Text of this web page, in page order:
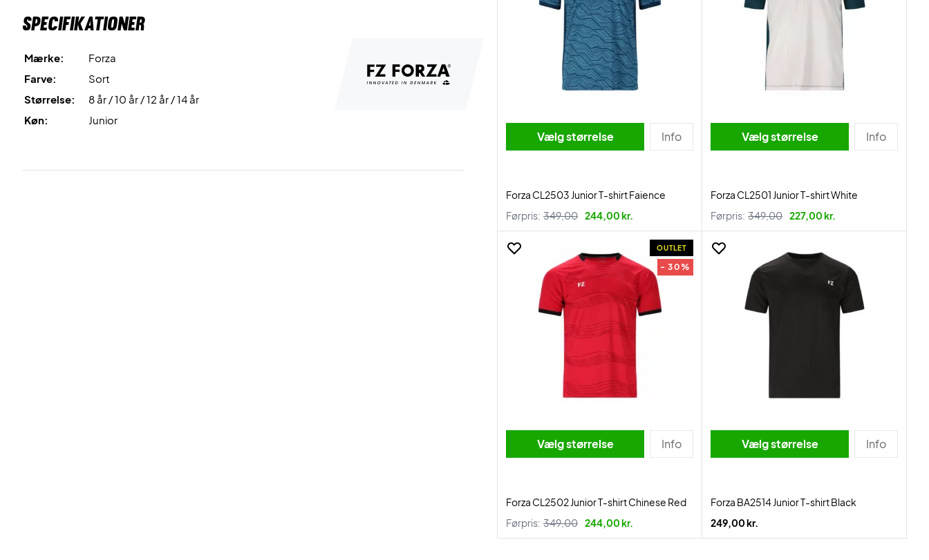
Specifikationer
Mærke:
Forza
Farve:
Sort
Størrelse:
8 år / 10 år / 12 år / 14 år
Køn:
Junior
Vælg størrelse Info
Forza CL2503 Junior T-shirt Faience
Førpris: 349,00 244,00 kr.
Vælg størrelse Info
Forza CL2501 Junior T-shirt White
Førpris: 349,00 227,00 kr.
OUTLET
- 30%
Vælg størrelse Info
Forza CL2502 Junior T-shirt Chinese Red
Førpris: 349,00 244,00 kr.
Vælg størrelse Info
Forza BA2514 Junior T-shirt Black
249,00 kr.